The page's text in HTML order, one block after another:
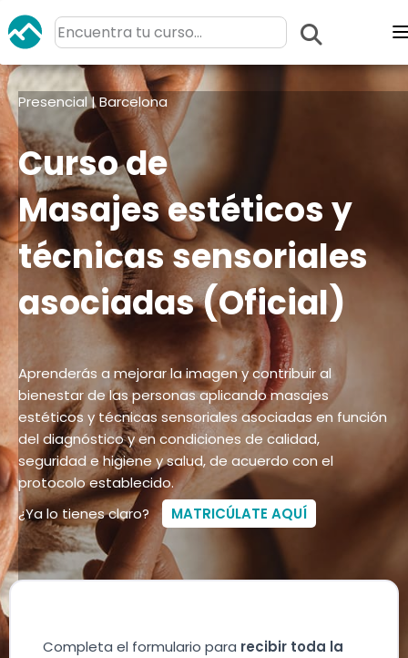
Presencial | Barcelona
Curso de
Masajes estéticos y
técnicas sensoriales
asociadas (Oficial)
Aprenderás a mejorar la imagen y contribuir al
bienestar de las personas aplicando masajes
estéticos y técnicas sensoriales asociadas en función
del diagnóstico y en condiciones de calidad,
seguridad e higiene y salud, de acuerdo con el
protocolo establecido.
¿Ya lo tienes claro?
MATRICÚLATE AQUÍ
Completa el formulario para recibir toda la